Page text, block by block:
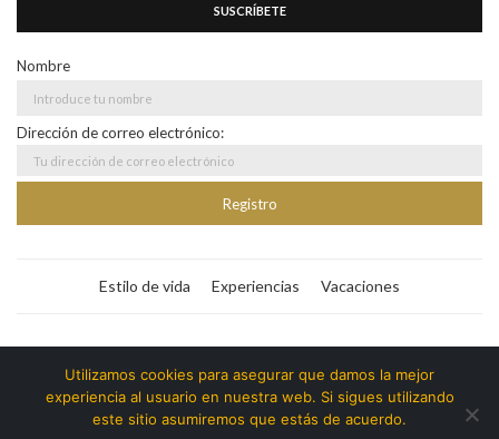
SUSCRÍBETE
Nombre
Dirección de correo electrónico:
Estilo de vida Experiencias Vacaciones
Bitacora365
Copyright ©️ | Bitacora365 - @soybyll | Todos los
Utilizamos cookies para asegurar que damos la mejor
experiencia al usuario en nuestra web. Si sigues utilizando
este sitio asumiremos que estás de acuerdo.